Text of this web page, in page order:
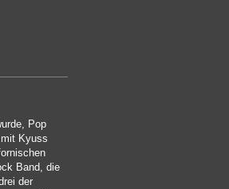
Pop
Kyuss
Band, die
der